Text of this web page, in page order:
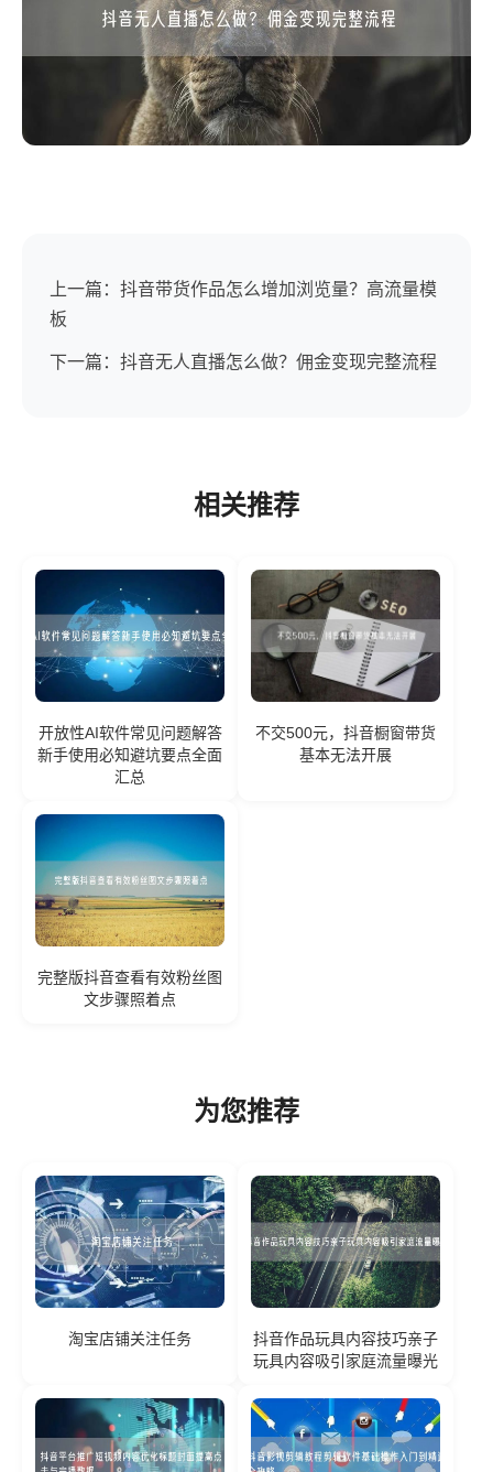
上一篇：抖音带货作品怎么增加浏览量？高流量模
板
下一篇：抖音无人直播怎么做？佣金变现完整流程
相关推荐
开放性AI软件常见问题解答
新手使用必知避坑要点全面
汇总
不交500元，抖音橱窗带货
基本无法开展
完整版抖音查看有效粉丝图
文步骤照着点
为您推荐
淘宝店铺关注任务
抖音作品玩具内容技巧亲子
玩具内容吸引家庭流量曝光